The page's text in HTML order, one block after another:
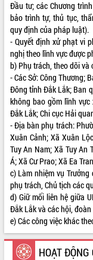
và tặng quà người dân xã
Hội nghị UBND tỉnh Đắk
tháng 7/2026
Lễ truy tặng danh hiệu “Bà
Nam Anh hùng” và trao
Lao động
UBND tỉnh Đắk Lắk triển
vụ 6 tháng cuối năm 2026
Kỳ họp thứ Hai, Hội đồng
tỉnh khóa XI quyết nghị
quan trọng
Bí thư Tỉnh ủy Lương
Triết thăm, tặng quà người
cách mạng
Rà soát, hoàn thiện hệ
văn hóa, thể thao đáp ứng
phát triển mới
Thường trực HĐND tỉnh Đắk
mặt Đoàn chuyên gia y tế
Minh
ALBUM ẢNH
LIÊN KẾT WEB
THỐNG KÊ TRUY CẬP
Hôm nay:
19888
Đầu tư; các Chương
bảo trình tự, thủ tục,
quy định của pháp luật).
- Quyết định xử phạt vi
nghị theo lĩnh vực được
b) Phụ trách, theo dõi
- Các Sở: Công Thương;
Đông tỉnh Đắk Lắk; Ban
không bao gồm lĩnh
Đắk Lắk; Chi cục Hải
- Địa bàn phụ trách:
Xuân Cảnh; Xã Xuân
Tuy An Nam; Xã Tuy An
Á; Xã Cư Prao; Xã Ea
c) Làm nhiệm vụ
phụ trách, Chủ tịch các
d) Giữ mối liên hệ giữa
Đắk Lắk và các hội,
e) Các công việc khác
HOẠT